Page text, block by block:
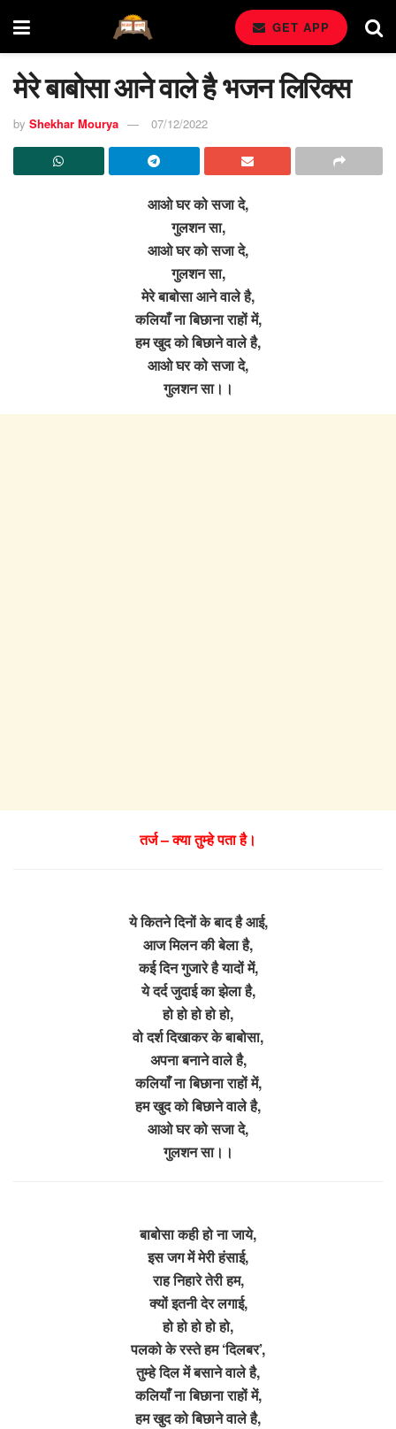
GET APP
मेरे बाबोसा आने वाले है भजन लिरिक्स
by Shekhar Mourya 07/12/2022
आओ घर को सजा दे,
गुलशन सा,
आओ घर को सजा दे,
गुलशन सा,
मेरे बाबोसा आने वाले है,
कलियाँ ना बिछाना राहों में,
हम खुद को बिछाने वाले है,
आओ घर को सजा दे,
गुलशन सा।।
तर्ज – क्या तुम्हे पता है।
ये कितने दिनों के बाद है आई,
आज मिलन की बेला है,
कई दिन गुजारे है यादों में,
ये दर्द जुदाई का झेला है,
हो हो हो हो हो,
वो दर्श दिखाकर के बाबोसा,
अपना बनाने वाले है,
कलियाँ ना बिछाना राहों में,
हम खुद को बिछाने वाले है,
आओ घर को सजा दे,
गुलशन सा।।
बाबोसा कही हो ना जाये,
इस जग में मेरी हंसाई,
राह निहारे तेरी हम,
क्यों इतनी देर लगाई,
हो हो हो हो हो,
पलको के रस्ते हम ‘दिलबर’,
तुम्हे दिल में बसाने वाले है,
कलियाँ ना बिछाना राहों में,
हम खुद को बिछाने वाले है,